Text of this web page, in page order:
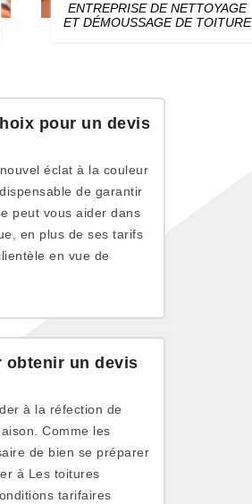
ENTREPRISE DE NETTOYAGE
ET DÉMOUSSAGE DE TOITURE
pour un devis
éclat à la couleur
de garantir
peut vous aider dans
en plus de ses tarifs
en vue de
obtenir un devis
à la réfection de
Comme les
de bien se préparer
à Les toitures
tarifaires